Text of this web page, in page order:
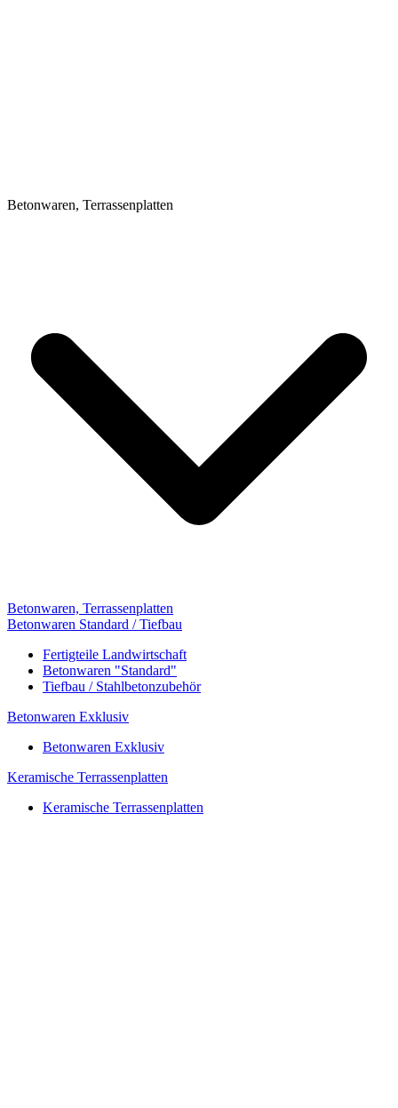
Betonwaren, Terrassenplatten
Betonwaren, Terrassenplatten
Betonwaren Standard / Tiefbau
Fertigteile Landwirtschaft
Betonwaren "Standard"
Tiefbau / Stahlbetonzubehör
Betonwaren Exklusiv
Betonwaren Exklusiv
Keramische Terrassenplatten
Keramische Terrassenplatten